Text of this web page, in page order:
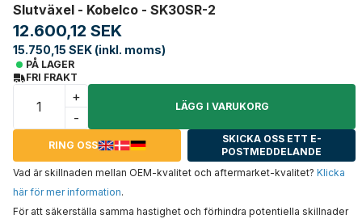
Slutväxel - Kobelco - SK30SR-2
12.600,12 SEK
15.750,15 SEK (inkl. moms)
PÅ LAGER
FRI FRAKT
+
-
LÄGG I VARUKORG
RING OSS
SKICKA OSS ETT E-
POSTMEDDELANDE
Vad är skillnaden mellan OEM-kvalitet och aftermarket-kvalitet? Klicka
här för mer information.
För att säkerställa samma hastighet och förhindra potentiella skillnader